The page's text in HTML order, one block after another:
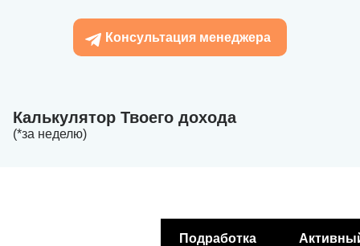
Консультация менеджера
Калькулятор Твоего дохода
(*за неделю)
Подработка